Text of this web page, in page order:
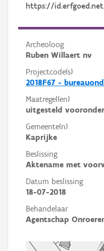
https://
Archeoloog
Ruben Willaert nv
Projectcode(s)
2018F67 -
Maatregel(en)
uitgesteld
Gemeente(n)
Kaprijke
Beslissing
Aktename met
Datum beslissing
18-07-2018
Behandelaar
Agentschap